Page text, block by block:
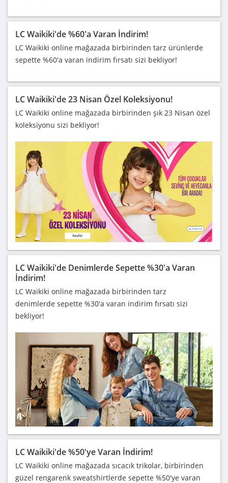
LC Waikiki'de %60'a Varan İndirim!
LC Waikiki online mağazada birbirinden tarz ürünlerde
sepette %60'a varan indirim fırsatı sizi bekliyor!
LC Waikiki'de 23 Nisan Özel Koleksiyonu!
LC Waikiki online mağazada birbirinden şık 23 Nisan özel
koleksiyonu sizi bekliyor!
LC Waikiki'de Denimlerde Sepette %30'a Varan
İndirim!
LC Waikiki online mağazada birbirinden tarz
denimlerde sepette %30'a varan indirim fırsatı sizi
bekliyor!
LC Waikiki'de %50'ye Varan İndirim!
LC Waikiki online mağazada sıcacık trikolar, birbirinden
güzel rengarenk sweatshirtlerde sepette %50'ye varan